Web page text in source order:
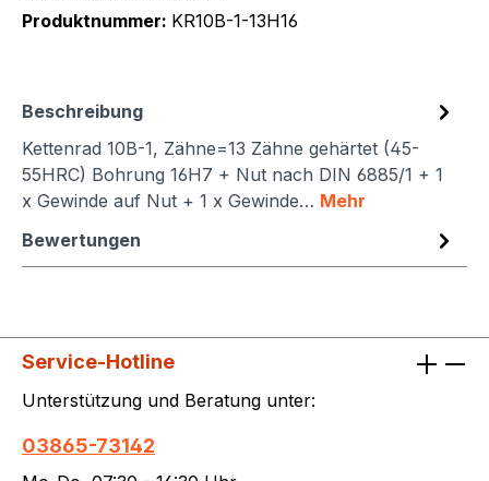
Produktnummer: KR10B-1-13H16
Beschreibung
Kettenrad 10B-1, Zähne=13 Zähne gehärtet (45-
55HRC) Bohrung 16H7 + Nut nach DIN 6885/1 + 1
x Gewinde auf Nut + 1 x Gewinde… Mehr
Bewertungen
Service-Hotline
Unterstützung und Beratung unter:
03865-73142